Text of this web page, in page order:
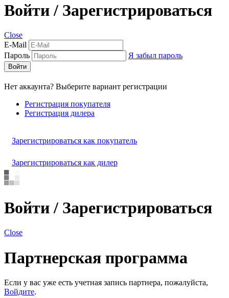
Войти / Зарегистрироваться
Close
E-Mail
Пароль
Я забыл пароль
Войти
Нет аккаунта? Выберите вариант регистрации
Регистрация покупателя
Регистрация дилера
Зарегистрироваться как покупатель
Зарегистрироваться как дилер
Войти / Зарегистрироваться
Close
Партнерская программа
Если у вас уже есть учетная запись партнера, пожалуйста,
Войдите.